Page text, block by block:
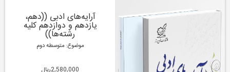
آرایه‌های ادبی ((دهم،
یازدهم و دوازدهم کلیه
رشته‌‌ها))
موضوع: متوسطه دوم
2,580,000ریال